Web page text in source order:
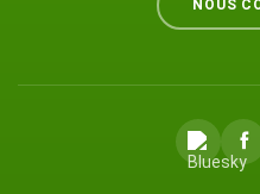
NOUS